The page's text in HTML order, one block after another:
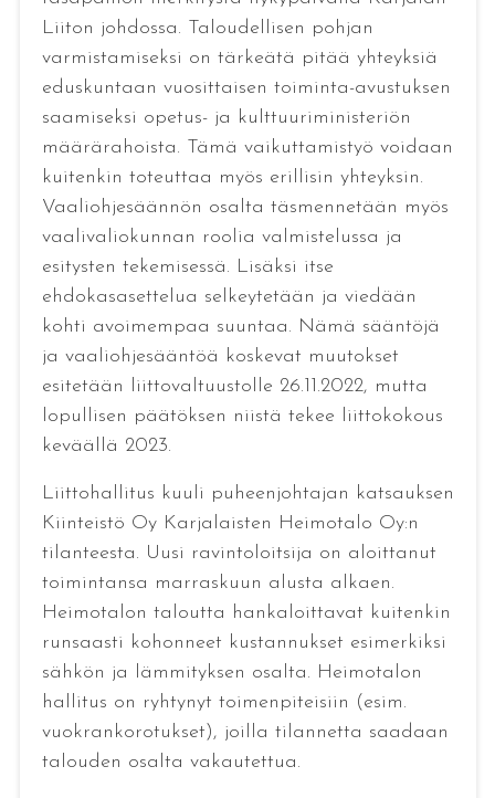
Liiton johdossa. Taloudellisen pohjan
varmistamiseksi on tärkeätä pitää yhteyksiä
eduskuntaan vuosittaisen toiminta-avustuksen
saamiseksi opetus- ja kulttuuriministeriön
määrärahoista. Tämä vaikuttamistyö voidaan
kuitenkin toteuttaa myös erillisin yhteyksin.
Vaaliohjesäännön osalta täsmennetään myös
vaalivaliokunnan roolia valmistelussa ja
esitysten tekemisessä. Lisäksi itse
ehdokasasettelua selkeytetään ja viedään
kohti avoimempaa suuntaa. Nämä sääntöjä
ja vaaliohjesääntöä koskevat muutokset
esitetään liittovaltuustolle 26.11.2022, mutta
lopullisen päätöksen niistä tekee liittokokous
keväällä 2023.
Liittohallitus kuuli puheenjohtajan katsauksen
Kiinteistö Oy Karjalaisten Heimotalo Oy:n
tilanteesta. Uusi ravintoloitsija on aloittanut
toimintansa marraskuun alusta alkaen.
Heimotalon taloutta hankaloittavat kuitenkin
runsaasti kohonneet kustannukset esimerkiksi
sähkön ja lämmityksen osalta. Heimotalon
hallitus on ryhtynyt toimenpiteisiin (esim.
vuokrankorotukset), joilla tilannetta saadaan
talouden osalta vakautettua.